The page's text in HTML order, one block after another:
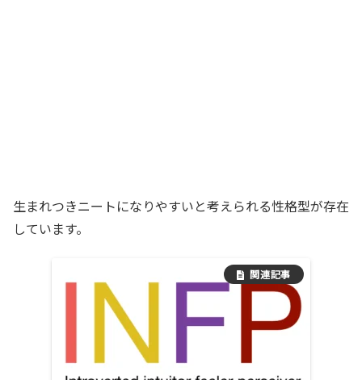
生まれつきニートになりやすいと考えられる性格型が存在
しています。